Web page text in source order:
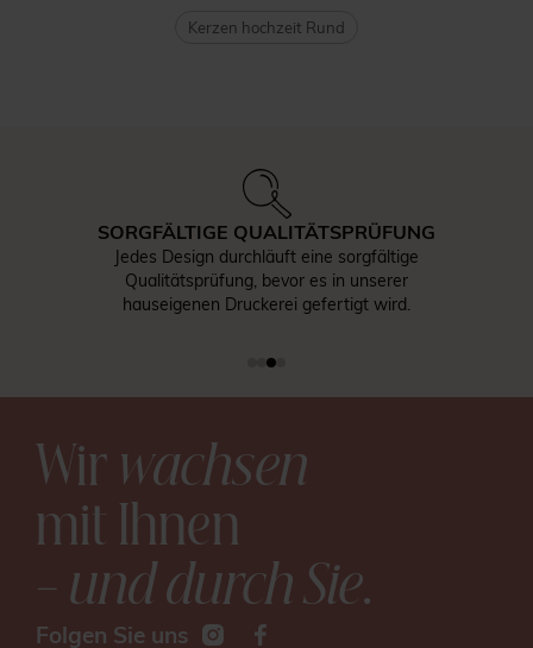
Kerzen hochzeit Rund
SORGFÄLTIGE QUALITÄTSPRÜFUNG
Jedes Design durchläuft eine sorgfältige
Qualitätsprüfung, bevor es in unserer
hauseigenen Druckerei gefertigt wird.
Wirwachsen
mit Ihnen
– und durch Sie.
Folgen Sie uns